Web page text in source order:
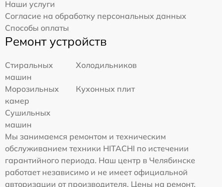
Наши услуги
Согласие на обработку персональных данных
Способы оплаты
Ремонт устройств
Стиральных
машин
Холодильников
Морозильных
камер
Кухонных плит
Сушильных
машин
Мы занимаемся ремонтом и техническим
обслуживанием техники HITACHI по истечении
гарантийного периода. Наш центр в Челябинске
работает независимо и не имеет официальной
авторизации от производителя. Цены на ремонт,